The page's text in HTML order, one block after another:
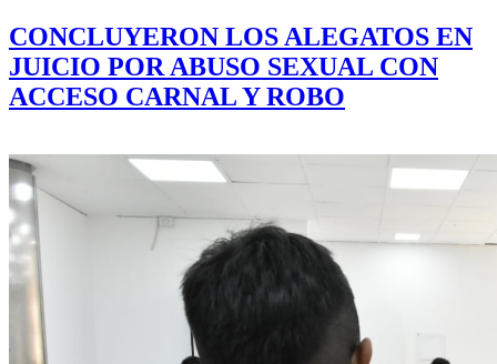
CONCLUYERON LOS ALEGATOS EN
JUICIO POR ABUSO SEXUAL CON
ACCESO CARNAL Y ROBO